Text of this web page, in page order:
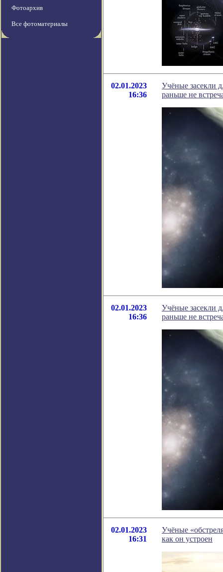
Фотоархив
Все фотоматериалы
02.01.2023
16:36
Учёные засекли
раньше не
02.01.2023
16:36
Учёные засекли
раньше не
02.01.2023
16:31
Учёные
как он устроен